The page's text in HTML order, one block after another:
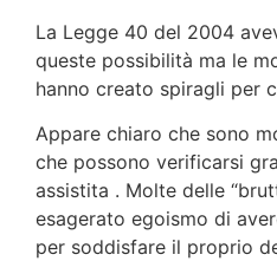
La Legge 40 del 2004
queste possibilità ma le
hanno creato spiragli per
Appare chiaro che sono
che posso­no verificarsi
assistita . Molte del­le
esagerato egoismo di
per soddisfare il proprio